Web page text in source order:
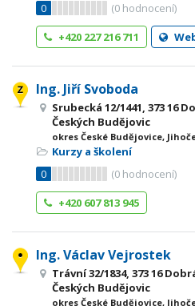
0
(0 hodnocení)
+420 227 216 711
Ing. Jiří Svoboda
Srubecká 12/1441, 373 16
Českých Budějovic
okres České Budějovice,
Kurzy a školení
0
(0 hodnocení)
+420 607 813 945
Ing. Václav Vejrostek
Trávní 32/1834, 373 16
Českých Budějovic
okres České Budějovice,